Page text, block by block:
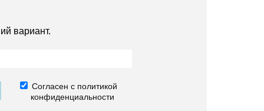
вариант.
Согласен с политикой
конфиденциальности